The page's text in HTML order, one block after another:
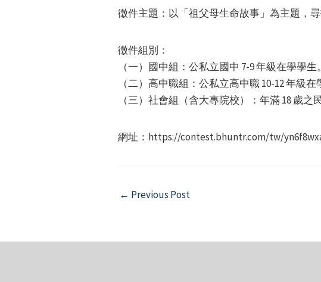
徵件主題：以「祖父母生命故事」為主題，
徵件組別：
（一）國中組：公私立國中 7-9 年級在學學生。
（二）高中職組：公私立高中職 10-12 年級在
（三）社會組（含大專院校）：年滿 18 歲之
網址：https://contest.bhuntr.com/tw/
Post
← Previous Post